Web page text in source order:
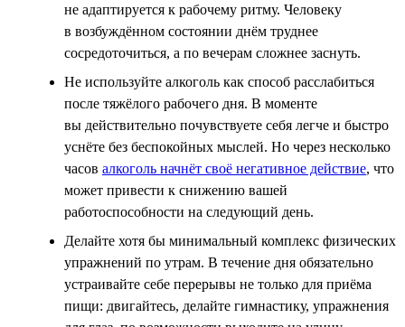
не адаптируется к рабочему ритму. Человеку
в возбуждённом состоянии днём труднее
сосредоточиться, а по вечерам сложнее заснуть.
Не используйте алкоголь как способ расслабиться
после тяжёлого рабочего дня. В моменте
вы действительно почувствуете себя легче и быстро
уснёте без беспокойных мыслей. Но через несколько
часов алкоголь начнёт своё негативное действие, что
может привести к снижению вашей
работоспособности на следующий день.
Делайте хотя бы минимальный комплекс физических
упражнений по утрам. В течение дня обязательно
устраивайте себе перерывы не только для приёма
пищи: двигайтесь, делайте гимнастику, упражнения